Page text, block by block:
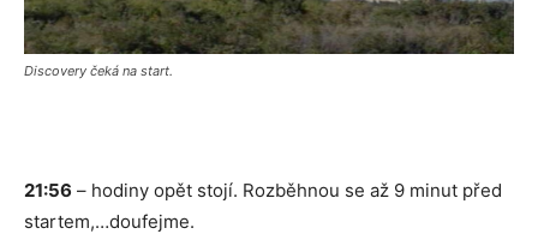
Discovery čeká na start.
21:56 – hodiny opět stojí. Rozběhnou se až 9 minut před
startem,…doufejme.